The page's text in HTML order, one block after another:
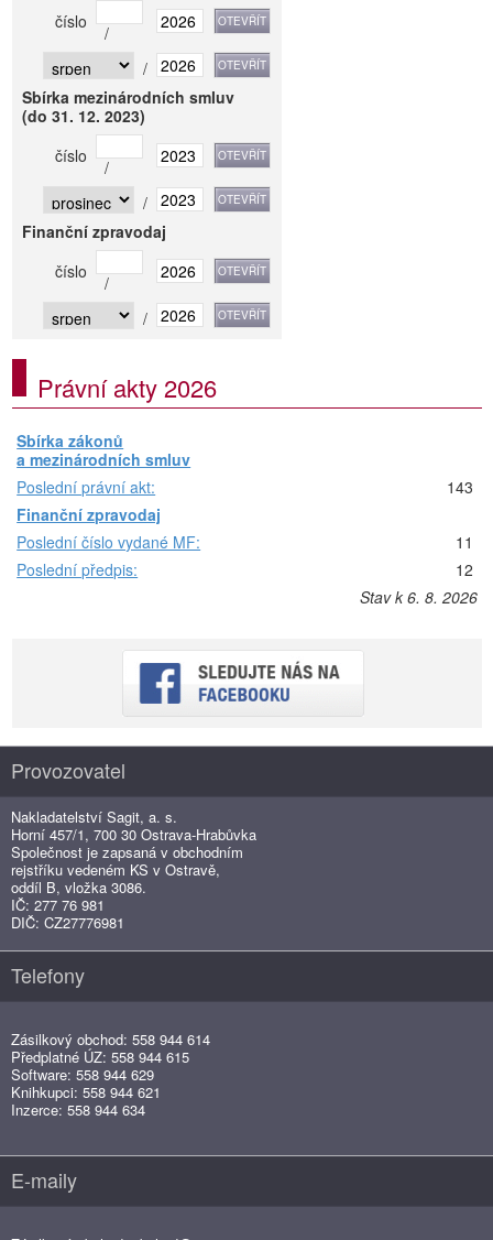
číslo
/
/
Sbírka mezinárodních smluv
(do 31. 12. 2023)
číslo
/
/
Finanční zpravodaj
číslo
/
/
Právní akty 2026
Sbírka zákonů
a mezinárodních smluv
Poslední právní akt:
143
Finanční zpravodaj
Poslední číslo vydané MF:
11
Poslední předpis:
12
Stav k 6. 8. 2026
Provozovatel
Nakladatelství Sagit, a. s.
Horní 457/1, 700 30 Ostrava-Hrabůvka
Společnost je zapsaná v obchodním
rejstříku vedeném KS v Ostravě,
oddíl B, vložka 3086.
IČ: 277 76 981
DIČ: CZ27776981
Telefony
Zásilkový obchod: 558 944 614
Předplatné ÚZ: 558 944 615
Software: 558 944 629
Knihkupci: 558 944 621
Inzerce: 558 944 634
E-maily